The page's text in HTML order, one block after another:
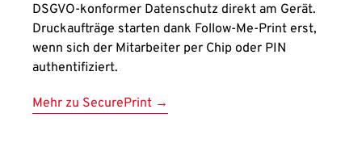
DSGVO-konformer Datenschutz direkt am Gerät.
Druckaufträge starten dank Follow-Me-Print erst,
wenn sich der Mitarbeiter per Chip oder PIN
authentifiziert.
Mehr zu SecurePrint →